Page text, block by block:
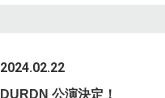
2024.02.22
DURDN 公演決定！